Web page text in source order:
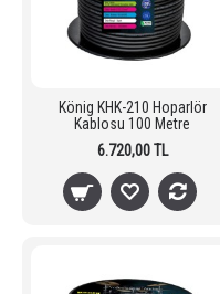
König KHK-210 Hoparlör
Kablosu 100 Metre
6.720,00 TL